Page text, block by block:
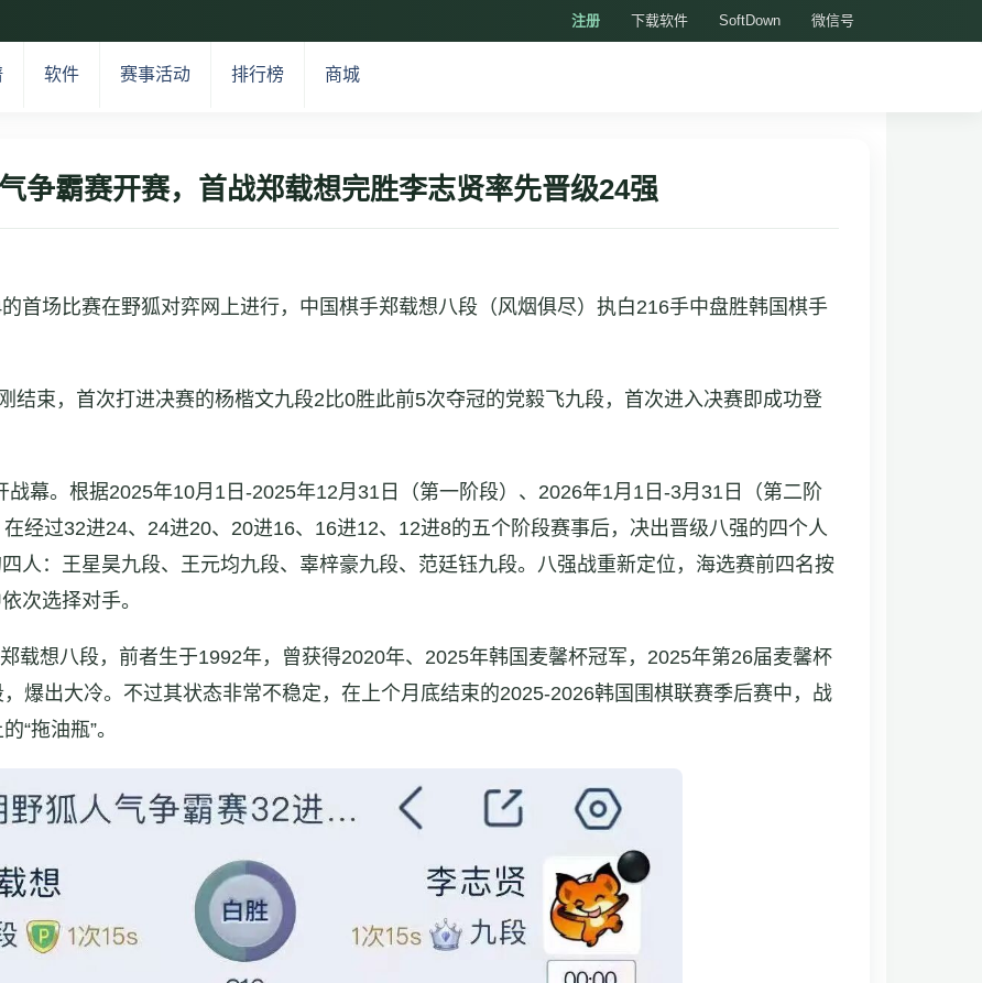
注册 下载软件 SoftDown 微信号
软件 赛事活动 排行榜 商城
争霸赛开赛，首战郑载想完胜李志贤率先晋级24强
首场比赛在野狐对弈网上进行，中国棋手郑载想八段（风烟俱尽）执白216手中盘胜韩国棋手
束，首次打进决赛的杨楷文九段2比0胜此前5次夺冠的党毅飞九段，首次进入决赛即成功登
幕。根据2025年10月1日-2025年12月31日（第一阶段）、2026年1月1日-3月31日（第二阶
经过32进24、24进20、20进16、16进12、12进8的五个阶段赛事后，决出晋级八强的四个人
人：王星昊九段、王元均九段、辜梓豪九段、范廷钰九段。八强战重新定位，海选赛前四名按
次选择对手。
想八段，前者生于1992年，曾获得2020年、2025年韩国麦馨杯冠军，2025年第26届麦馨杯
爆出大冷。不过其状态非常不稳定，在上个月底结束的2025-2026韩国围棋联赛季后赛中，战
“拖油瓶”。